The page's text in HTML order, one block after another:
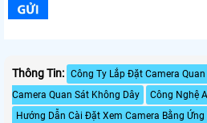
Thông Tin: Công Ty Lắp Đặt Camera
Camera Quan Sát Không Dây
Công Nghệ
Hướng Dẫn Cài Đặt Xem Camera Bằng